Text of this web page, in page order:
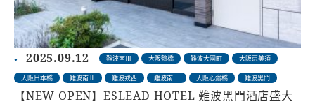
2025.09.12 難波南Ⅲ 大阪鶴橋 難波大國町 大阪恵美須
大阪日本橋 難波南Ⅱ 難波戎西 難波南Ⅰ 大阪心齋橋 難波黑門
【NEW OPEN】ESLEAD HOTEL 難波黑門酒店盛大